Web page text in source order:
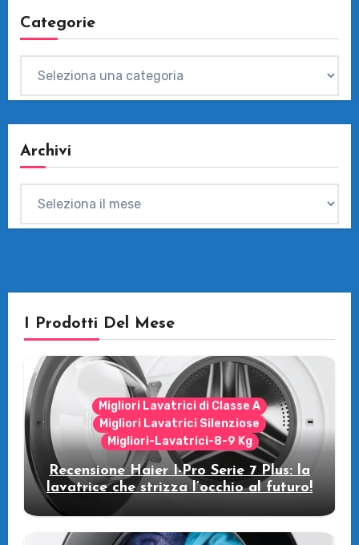
Categorie
Archivi
I Prodotti Del Mese
Migliori Lavatrici di Classe A
Migliori Lavatrici Silenziose
Migliori-Lavatrici-8-9 Kg
Recensione Haier I-Pro Serie 7 Plus: la
lavatrice che strizza l’occhio al futuro!